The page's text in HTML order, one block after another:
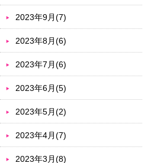
2023年9月(7)
2023年8月(6)
2023年7月(6)
2023年6月(5)
2023年5月(2)
2023年4月(7)
2023年3月(8)